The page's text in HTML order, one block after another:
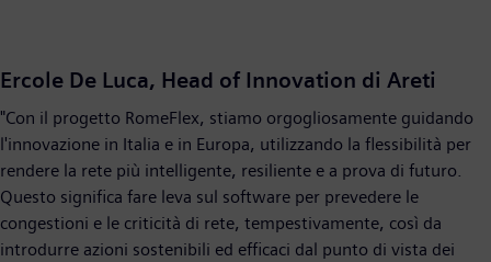
Ercole De Luca, Head of Innovation di Areti
"Con il progetto RomeFlex, stiamo orgogliosamente guidando
l'innovazione in Italia e in Europa, utilizzando la flessibilità per
rendere la rete più intelligente, resiliente e a prova di futuro.
Questo significa fare leva sul software per prevedere le
congestioni e le criticità di rete, tempestivamente, così da
introdurre azioni sostenibili ed efficaci dal punto di vista dei